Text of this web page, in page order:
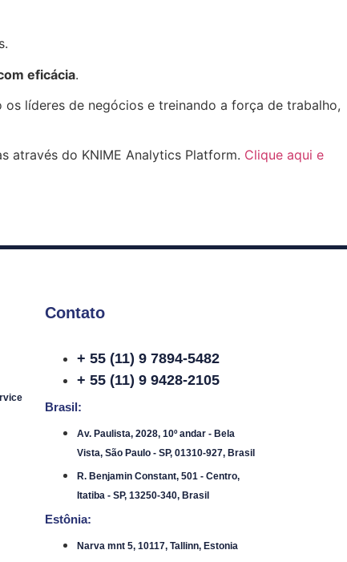
eficácia.
líderes de negócios e treinando a força de trabalho,
através do KNIME Analytics Platform. Clique aqui e
Contato
+ 55 (11) 9 7894-5482
+ 55 (11) 9 9428-2105
Brasil:
Av. Paulista, 2028, 10º andar - Bela
Vista, São Paulo - SP, 01310-927, Brasil
R. Benjamin Constant, 501 - Centro,
Itatiba - SP, 13250-340, Brasil
Estônia:
Narva mnt 5, 10117, Tallinn, Estonia